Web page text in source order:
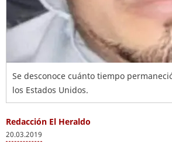
Se desconoce cuánto tiempo
los Estados Unidos.
Redacción El Heraldo
20.03.2019